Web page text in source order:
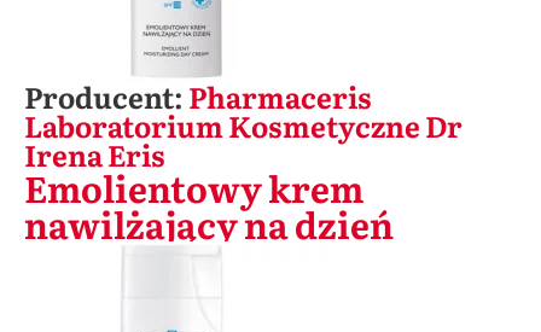
Producent: Pharmaceris
Laboratorium Kosmetyczne Dr
Irena Eris
Emolientowy krem
nawilżający na dzień